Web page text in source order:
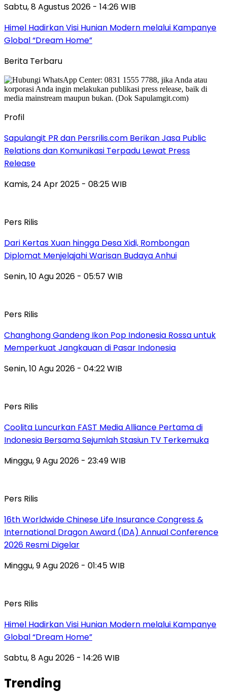
Sabtu, 8 Agustus 2026 - 14:26 WIB
Himel Hadirkan Visi Hunian Modern melalui Kampanye
Global “Dream Home”
Berita Terbaru
Profil
Sapulangit PR dan Persrilis.com Berikan Jasa Public
Relations dan Komunikasi Terpadu Lewat Press
Release
Kamis, 24 Apr 2025 - 08:25 WIB
Pers Rilis
Dari Kertas Xuan hingga Desa Xidi, Rombongan
Diplomat Menjelajahi Warisan Budaya Anhui
Senin, 10 Agu 2026 - 05:57 WIB
Pers Rilis
Changhong Gandeng Ikon Pop Indonesia Rossa untuk
Memperkuat Jangkauan di Pasar Indonesia
Senin, 10 Agu 2026 - 04:22 WIB
Pers Rilis
Coolita Luncurkan FAST Media Alliance Pertama di
Indonesia Bersama Sejumlah Stasiun TV Terkemuka
Minggu, 9 Agu 2026 - 23:49 WIB
Pers Rilis
16th Worldwide Chinese Life Insurance Congress &
International Dragon Award (IDA) Annual Conference
2026 Resmi Digelar
Minggu, 9 Agu 2026 - 01:45 WIB
Pers Rilis
Himel Hadirkan Visi Hunian Modern melalui Kampanye
Global “Dream Home”
Sabtu, 8 Agu 2026 - 14:26 WIB
Trending